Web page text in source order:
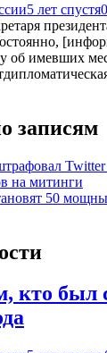
5 лет спустя0
об имевших
записям
на митинги
50
кто был